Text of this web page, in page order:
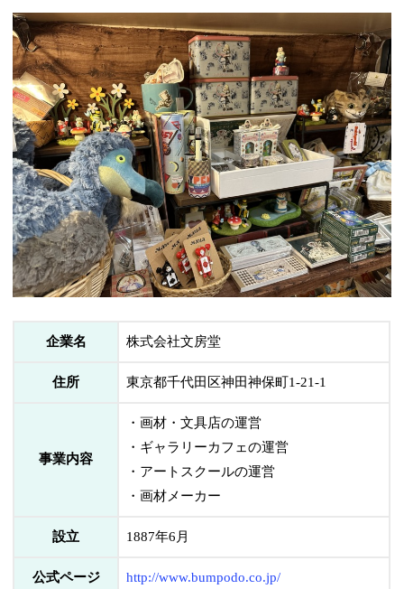
企業名 株式会社文房堂
住所 東京都千代田区神田神保町1-21-1
事業内容
・画材・文具店の運営
・ギャラリーカフェの運営
・アートスクールの運営
・画材メーカー
設立 1887年6月
公式ページ http://www.bumpodo.co.jp/